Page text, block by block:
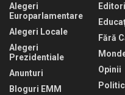
Alegeri
Europarlamentare
Alegeri Locale
Alegeri
Prezidentiale
Anunturi
Bloguri EMM
Fără
Opinii